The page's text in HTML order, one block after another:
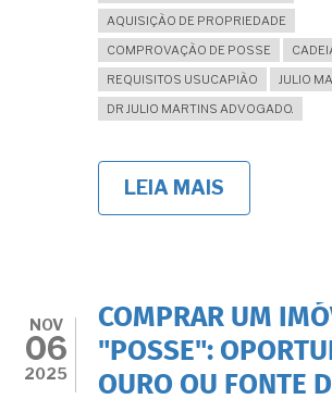
AQUISIÇÃO DE PROPRIEDADE
COMPROVAÇÃO DE POSSE
REQUISITOS USUCAPIÃO
JULIO
DR JULIO MARTINS ADVOGADO.
LEIA MAIS
ESCRITURA
O
QUE
PODE
PERMITIR
NOV
06
2025
COMPRAR UM
"POSSE":
OURO OU FONTE